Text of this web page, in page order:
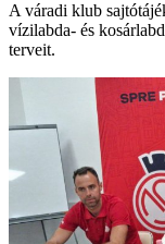
A váradi klub
vízilabda- és
terveit.